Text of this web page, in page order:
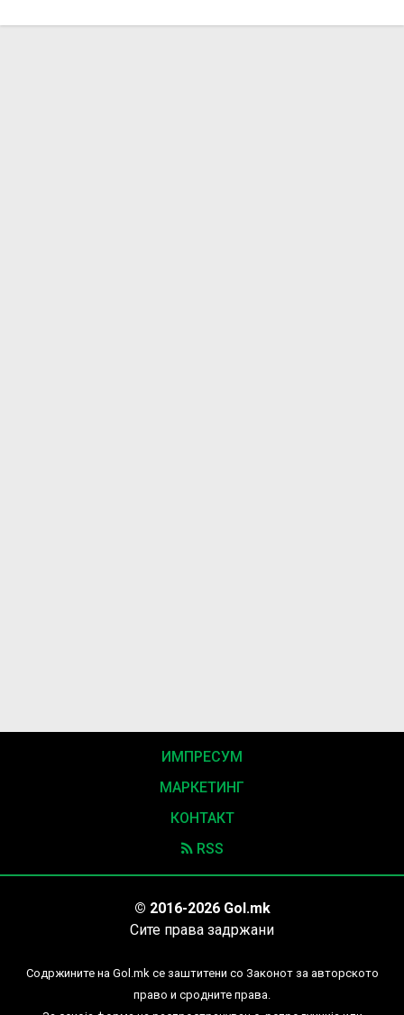
шампион и
800 жители е
Хакен се сели
ИМПРЕСУМ
МАРКЕТИНГ
КОНТАКТ
RSS
© 2016-2026 Gol.mk
Сите права задржани
Содржините на Gol.mk се заштитени со Законот за авторското
право и сродните права.